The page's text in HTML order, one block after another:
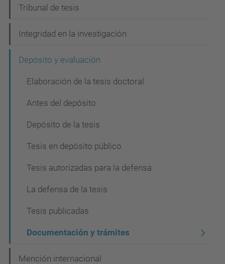
g
a
Tribunal de tesis
Integridad en la investigación
Depósito y evaluación
Elaboración de la tesis doctoral
Antes del depósito
Depósito de la tesis
Tesis en depósito público
Tesis autorizadas para la defensa
La defensa de la tesis
Tesis publicadas
Documentación y trámites
Mención internacional